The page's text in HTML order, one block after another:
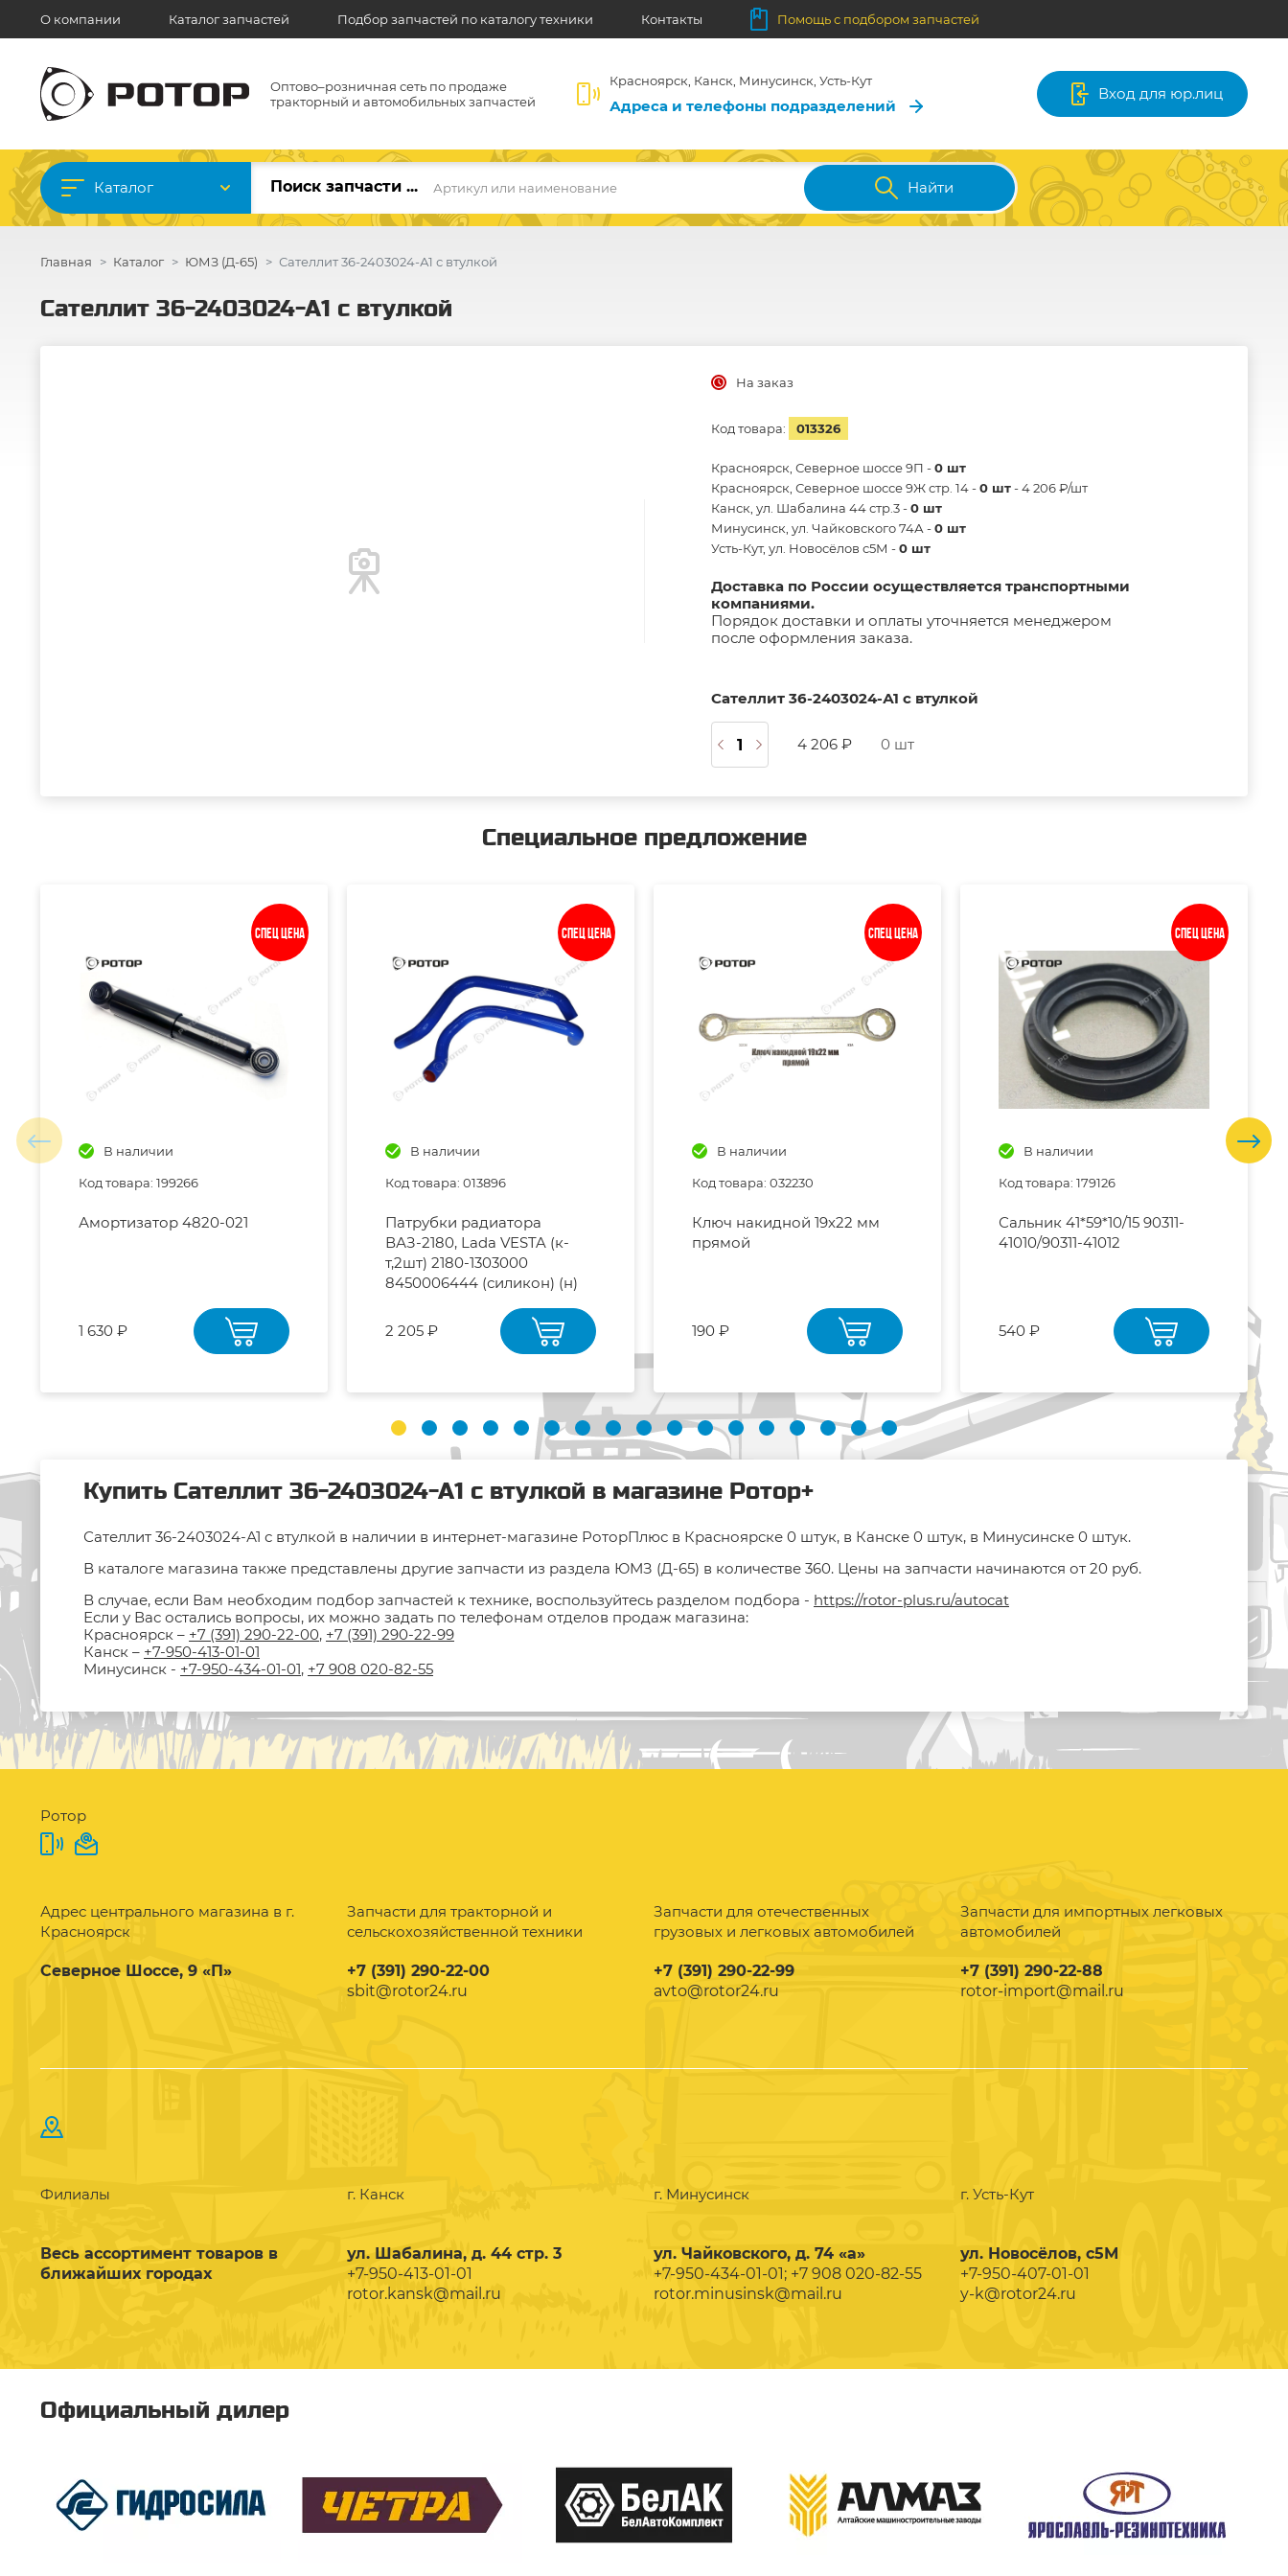
О компании Каталог запчастей Подбор запчастей по каталогу техники Контакты Помощь с подбором запчастей
Оптово–розничная сеть по продаже
тракторный и автомобильных запчастей
Красноярск, Канск, Минусинск, Усть-Кут
Адреса и телефоны подразделений
Вход для юр.лиц
Каталог Артикул или наименование Найти
Главная Каталог ЮМЗ (Д-65) Сателлит 36-2403024-А1 с втулкой
Сателлит 36-2403024-А1 с втулкой
На заказ
Код товара: 013326
Красноярск, Северное шоссе 9П -0 шт
Красноярск, Северное шоссе 9Ж стр. 14 -0 шт- 4 206 ₽/шт
Канск, ул. Шабалина 44 стр.3 -0 шт
Минусинск, ул. Чайковского 74А -0 шт
Усть-Кут, ул. Новосёлов с5М -0 шт
Доставка по России осуществляется транспортными
компаниями.
Порядок доставки и оплаты уточняется менеджером
после оформления заказа.
Сателлит 36-2403024-А1 с втулкой
4 206 ₽ 0 шт
Специальное предложение
Спец цена
В наличии
Код товара: 199266
Амортизатор 4820-021
1 630 ₽
Спец цена
В наличии
Код товара: 013896
Патрубки радиатора
ВАЗ-2180, Lada VESTA (к-
т,2шт) 2180-1303000
8450006444 (силикон) (н)
2 205 ₽
Спец цена
В наличии
Код товара: 032230
Ключ накидной 19х22 мм
прямой
190 ₽
Спец цена
В наличии
Код товара: 179126
Сальник 41*59*10/15 90311-
41010/90311-41012
540 ₽
Купить Сателлит 36-2403024-А1 с втулкой в магазине Ротор+
Сателлит 36-2403024-А1 с втулкой в наличии в интернет-магазине РоторПлюс в Красноярске 0 штук, в Канске 0 штук, в Минусинске 0 штук.
В каталоге магазина также представлены другие запчасти из раздела ЮМЗ (Д-65) в количестве 360. Цены на запчасти начинаются от 20 руб.
В случае, если Вам необходим подбор запчастей к технике, воспользуйтесь разделом подбора - https://rotor-plus.ru/autocat
Если у Вас остались вопросы, их можно задать по телефонам отделов продаж магазина:
Красноярск – +7 (391) 290-22-00, +7 (391) 290-22-99
Канск – +7-950-413-01-01
Минусинск - +7-950-434-01-01, +7 908 020-82-55
Ротор
Адрес центрального магазина в г.
Красноярск
Северное Шоссе, 9 «П»
Запчасти для тракторной и
сельскохозяйственной техники
+7 (391) 290-22-00
sbit@rotor24.ru
Запчасти для отечественных
грузовых и легковых автомобилей
+7 (391) 290-22-99
avto@rotor24.ru
Запчасти для импортных легковых
автомобилей
+7 (391) 290-22-88
rotor-import@mail.ru
Филиалы
Весь ассортимент товаров в
ближайших городах
г. Канск
ул. Шабалина, д. 44 стр. 3
+7-950-413-01-01
rotor.kansk@mail.ru
г. Минусинск
ул. Чайковского, д. 74 «а»
+7-950-434-01-01; +7 908 020-82-55
rotor.minusinsk@mail.ru
г. Усть-Кут
ул. Новосёлов, с5М
+7-950-407-01-01
y-k@rotor24.ru
Официальный дилер